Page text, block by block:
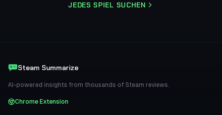
JEDES SPIEL SUCHEN
Steam Summarize
AI-powered insights from thousands of Steam reviews.
Chrome Extension